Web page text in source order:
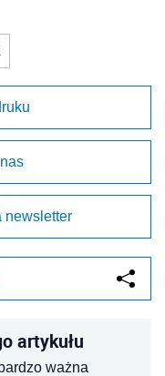
newsletter
artykułu
ważna